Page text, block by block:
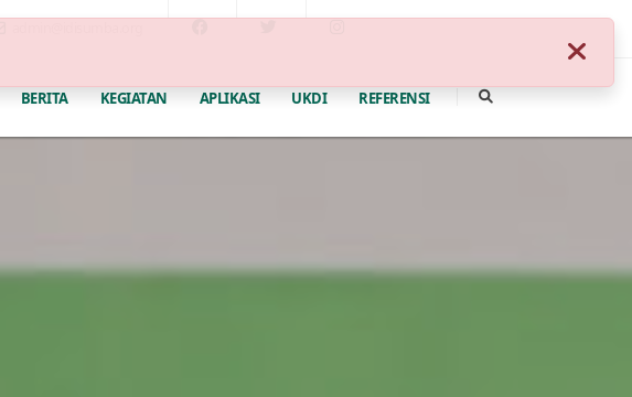
BERITA KEGIATAN APLIKASI UKDI REFERENSI